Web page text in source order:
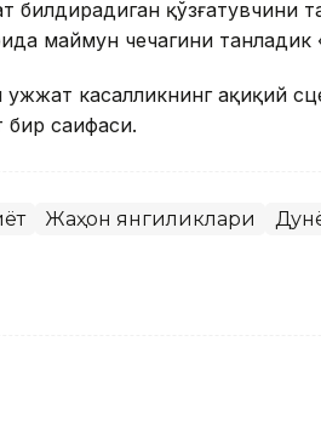
билдирадиган қўзғатувчини
маймун чечагини танладик
касалликнинг ҳақиқий
саҳифаси.
Жаҳон янгиликлари